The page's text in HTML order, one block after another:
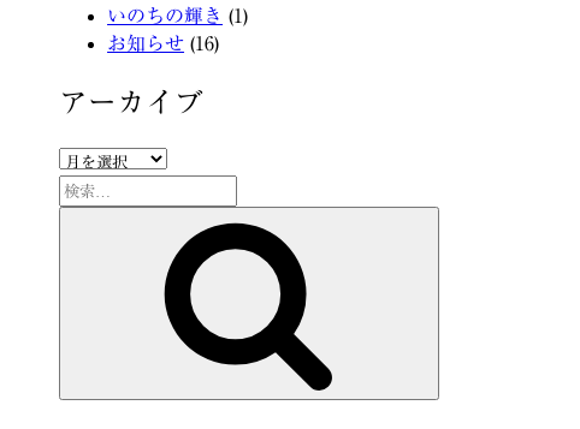
いのちの輝き (1)
お知らせ (16)
アーカイブ
ア
ー
カ
検
索: